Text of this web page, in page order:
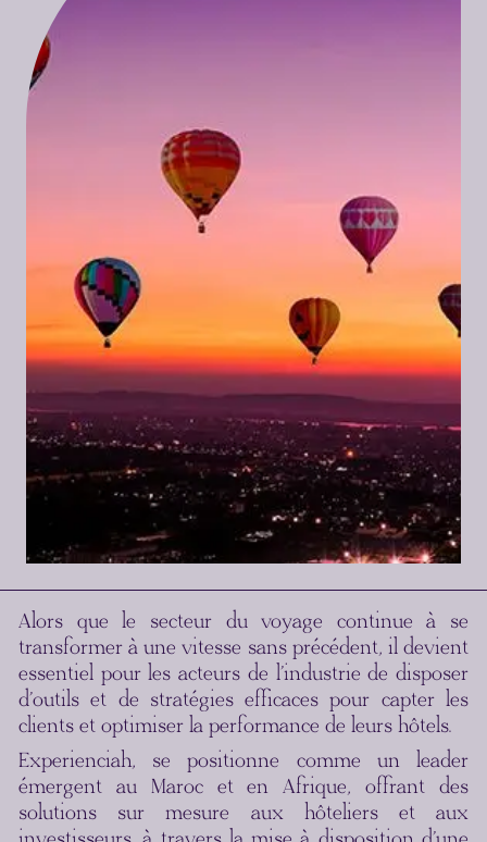
Alors que le secteur du voyage continue à se
transformer à une vitesse sans précédent, il devient
essentiel pour les acteurs de l’industrie de disposer
d’outils et de stratégies efficaces pour capter les
clients et optimiser la performance de leurs hôtels.
Experienciah, se positionne comme un leader
émergent au Maroc et en Afrique, offrant des
solutions sur mesure aux hôteliers et aux